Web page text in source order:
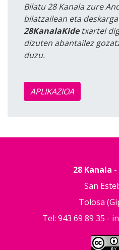
Bilatu 28 Kanala zure
bilatzailean eta
28KanalaKidetxartel
dizuten abantailez
duzu.
APLIKAZIOA
28 Kanala
San
Tolosa
Tel: 943 69 89 35 -